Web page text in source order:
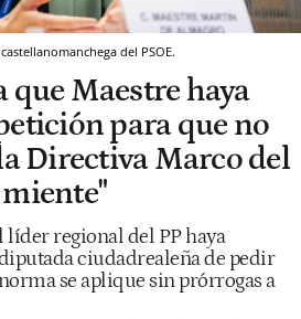
del PSOE.
que Maestre haya
para que no
Directiva Marco del
líder regional del PP haya
ciudadrealeña de pedir
se aplique sin prórrogas a